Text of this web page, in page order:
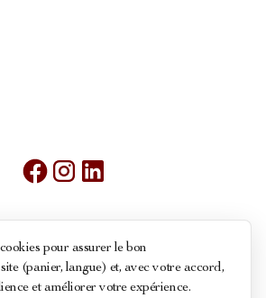
générales de ventes
pour assurer le bon
(panier, langue) et, avec votre accord,
et améliorer votre expérience.